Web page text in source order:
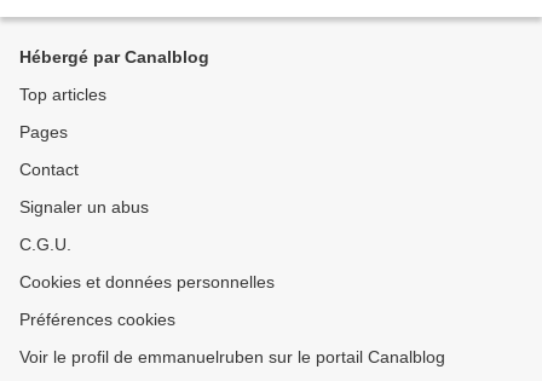
Hébergé par Canalblog
Top articles
Pages
Contact
Signaler un abus
C.G.U.
Cookies et données personnelles
Préférences cookies
Voir le profil de emmanuelruben sur le portail Canalblog